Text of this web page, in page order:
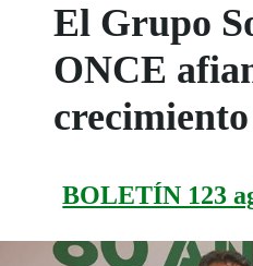
El Grupo
ONCE
crecimiento
BOLETÍN 123